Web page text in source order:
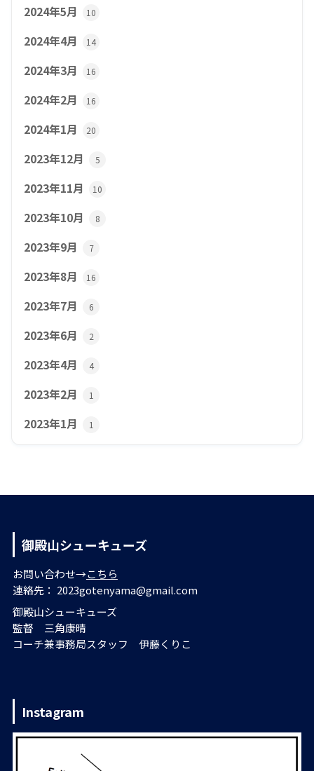
2024年5月 10
2024年4月 14
2024年3月 16
2024年2月 16
2024年1月 20
2023年12月 5
2023年11月 10
2023年10月 8
2023年9月 7
2023年8月 16
2023年7月 6
2023年6月 2
2023年4月 4
2023年2月 1
2023年1月 1
御殿山シューキューズ
お問い合わせ→こちら
連絡先： 2023gotenyama@gmail.com
御殿山シューキューズ
監督 三角康晴
コーチ兼事務局スタッフ 伊藤くりこ
Instagram